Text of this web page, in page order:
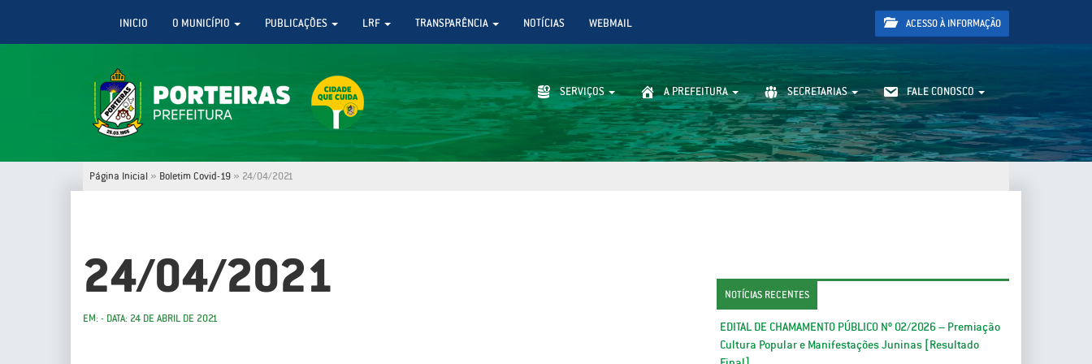
INICIO O MUNICÍPIO PUBLICAÇÕES LRF TRANSPARÊNCIA NOTÍCIAS WEBMAIL ACESSO À INFORMAÇÃO
SERVIÇOS A PREFEITURA SECRETARIAS FALE CONOSCO
Página Inicial » Boletim Covid-19 » 24/04/2021
24/04/2021
EM: - DATA: 24 DE ABRIL DE 2021
NOTÍCIAS RECENTES
EDITAL DE CHAMAMENTO PÚBLICO Nº 02/2026 – Premiação
Cultura Popular e Manifestações Juninas [Resultado